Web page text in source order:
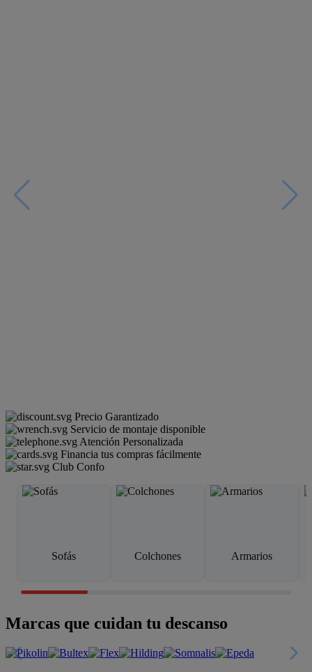
Precio Garantizado
Servicio de montaje disponible
Atención Personalizada
Financia tus compras fácilmente
Club Confo
Sofás Colchones Armarios
Marcas que cuidan tu descanso